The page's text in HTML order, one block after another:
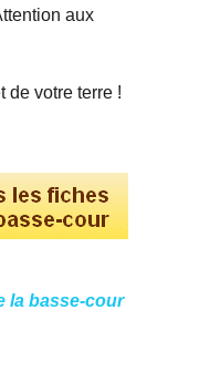
aux
de votre terre !
la basse-cour